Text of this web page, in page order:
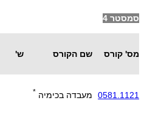
סמסטר 4
מס' קורס שם הקורס ש'
0581.1121 מעבדה בכימיה *